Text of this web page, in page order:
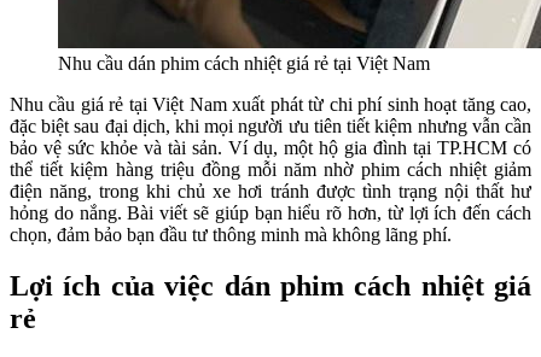
Nhu cầu dán phim cách nhiệt giá rẻ tại Việt Nam
Nhu cầu giá rẻ tại Việt Nam xuất phát từ chi phí sinh hoạt tăng cao,
đặc biệt sau đại dịch, khi mọi người ưu tiên tiết kiệm nhưng vẫn cần
bảo vệ sức khỏe và tài sản. Ví dụ, một hộ gia đình tại TP.HCM có
thể tiết kiệm hàng triệu đồng mỗi năm nhờ phim cách nhiệt giảm
điện năng, trong khi chủ xe hơi tránh được tình trạng nội thất hư
hỏng do nắng. Bài viết sẽ giúp bạn hiểu rõ hơn, từ lợi ích đến cách
chọn, đảm bảo bạn đầu tư thông minh mà không lãng phí.
Lợi ích của việc dán phim cách nhiệt giá
rẻ